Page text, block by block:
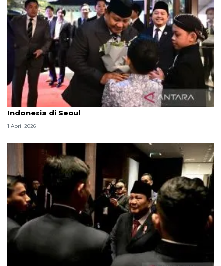
Presiden Prabowo disambut hangat anak-anak
Indonesia di Seoul
1 April 2026